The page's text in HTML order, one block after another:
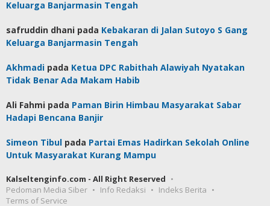
Keluarga Banjarmasin Tengah
safruddin dhani pada Kebakaran di Jalan Sutoyo S Gang
Keluarga Banjarmasin Tengah
Akhmadi pada Ketua DPC Rabithah Alawiyah Nyatakan
Tidak Benar Ada Makam Habib
Ali Fahmi pada Paman Birin Himbau Masyarakat Sabar
Hadapi Bencana Banjir
Simeon Tibul pada Partai Emas Hadirkan Sekolah Online
Untuk Masyarakat Kurang Mampu
Kalseltenginfo.com - All Right Reserved
Pedoman Media Siber
Info Redaksi
Indeks Berita
Terms of Service